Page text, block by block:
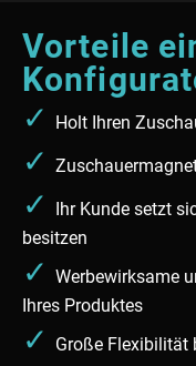
Vorteile
✓ Holt Ihren
✓
✓
Ihr Kunde setzt
besitzen
✓ Werbewirksame
Ihres Produktes
✓ Große Flexibilität